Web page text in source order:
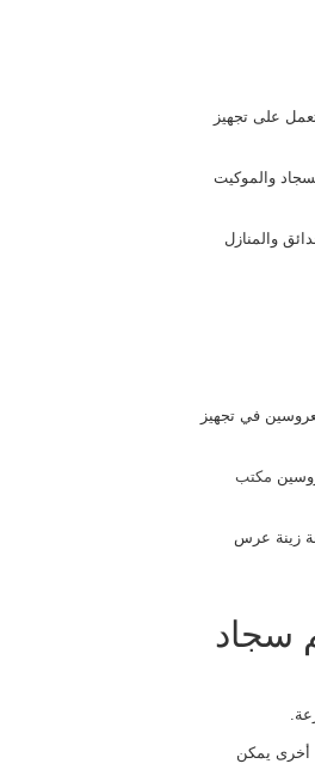
على تجهيز
والموكيت
والمنازل
في تجهيز
مكتب
زينة عرس
سجاد
أخرى يمكن